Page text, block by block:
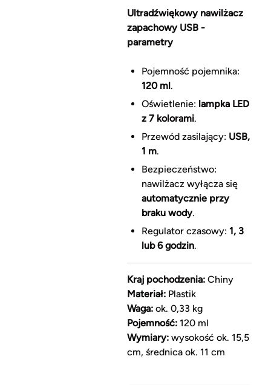
Ultradźwiękowy nawilżacz
zapachowy USB -
parametry
Pojemność pojemnika:
120 ml.
Oświetlenie: lampka LED
z 7 kolorami.
Przewód zasilający: USB,
1 m.
Bezpieczeństwo:
nawilżacz wyłącza się
automatycznie przy
braku wody.
Regulator czasowy: 1, 3
lub 6 godzin.
Kraj pochodzenia:Chiny
Materiał:Plastik
Waga:ok. 0,33 kg
Pojemność:120 ml
Wymiary:wysokość ok. 15,5
cm, średnica ok. 11 cm